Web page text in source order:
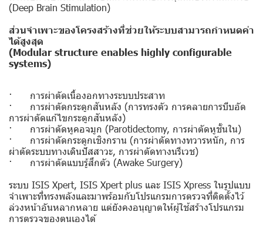
(Deep Brain Stimulation)
ส่วนจำเพาะของโครงสร้างที่ช่วยให้ระบบสามารถกำหนดค่า
ได้สูงสุด
(Modular structure enables highly configurable
systems)
· การผ่าตัดเนื้องอกทางระบบประสาท
· การผ่าตัดกระดูกสันหลัง (การทรงตัว การคลายการบีบอัด
การผ่าตัดแก้ไขกระดูกสันหลัง)
· การผ่าตัดหูคอจมูก (Parotidectomy, การผ่าตัดหูชั้นใน)
· การผ่าตัดกระดูกเชิงกราน (การผ่าตัดทางทวารหนัก, การ
ผ่าตัดระบบทางเดินปัสสาวะ, การผ่าตัดทางนรีเวช)
· การผ่าตัดแบบรู้สึกตัว (Awake Surgery)
ระบบ ISIS Xpert, ISIS Xpert plus และ ISIS Xpress ในรูปแบบ
จำเพาะที่ทรงพลังและมาพร้อมกับโปรแกรมการตรวจที่ติดตั้งไว้
ล่วงหน้าอันหลากหลาย แต่ยังคงอนุญาตให้ผู้ใช้สร้างโปรแกรม
การตรวจของตนเองได้